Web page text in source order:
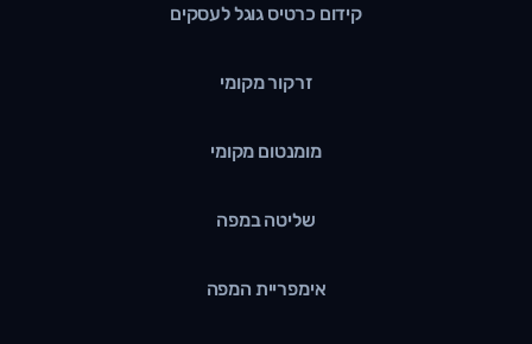
קידום כרטיס גוגל לעסקים
זרקור מקומי
מומנטום מקומי
שליטה במפה
אימפריית המפה